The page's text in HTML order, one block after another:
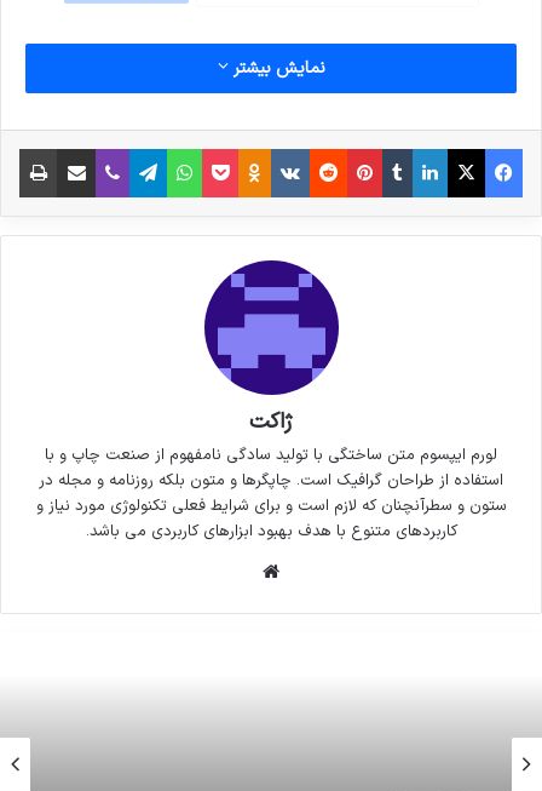
نمایش بیشتر
فیس بوک X لینکدین
‫تامبلر‫پین‌ترست
‫رددیت‫VKontakte
‫Odnoklassniki
پاکتواتس آپ تلگراموایبر اشتراک گذاری از طریق ایمیل
ژاکت
لورم ایپسوم متن ساختگی با تولید سادگی نامفهوم از صنعت چاپ و با
استفاده از طراحان گرافیک است. چاپگرها و متون بلکه روزنامه و مجله در
ستون و سطرآنچنان که لازم است و برای شرایط فعلی تکنولوژی مورد نیاز و
کاربردهای متنوع با هدف بهبود ابزارهای کاربردی می باشد.